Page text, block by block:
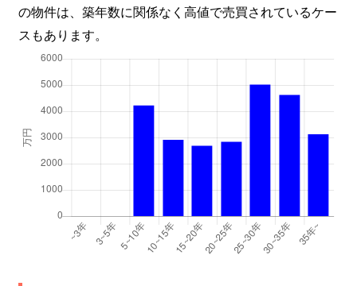
の物件は、築年数に関係なく高値で売買されているケー
スもあります。